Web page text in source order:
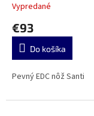
Vypredané
€93
Do košíka
Pevný EDC nôž Santi